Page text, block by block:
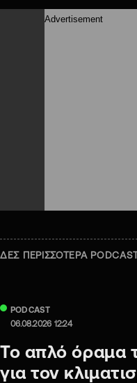
ΔΕΣ ΠΕΡΙΣΣΟΤΕΡΑ
PODCAST
06.08.2026 12:24
Το απλό όραμα
για τον